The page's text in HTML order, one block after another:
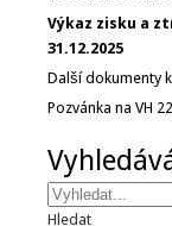
Výkaz zisku a
31.12.2025
Další dokumenty k
Pozvánka na VH
Hledat